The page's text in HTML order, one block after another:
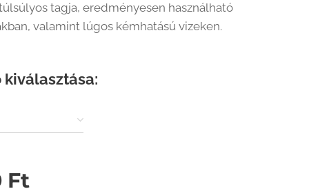
tagja, eredményesen használható
valamint lúgos kémhatású vizeken.
kiválasztása:
Ft